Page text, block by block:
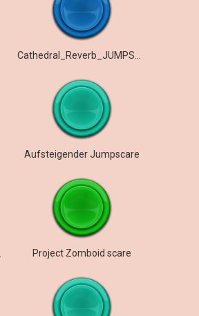
Aufsteigender Jumpscare
Project Zomboid scare